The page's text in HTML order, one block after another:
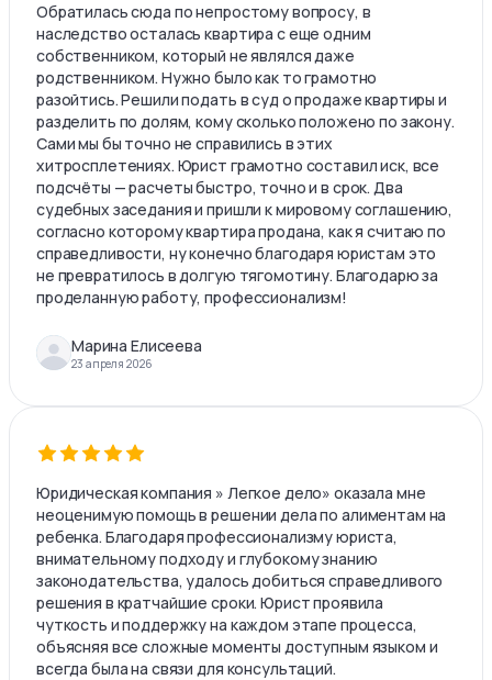
Обратилась сюда по непростому вопросу, в
наследство осталась квартира с еще одним
собственником, который не являлся даже
родственником. Нужно было как то грамотно
разойтись. Решили подать в суд о продаже квартиры и
разделить по долям, кому сколько положено по закону.
Сами мы бы точно не справились в этих
хитросплетениях. Юрист грамотно составил иск, все
подсчёты — расчеты быстро, точно и в срок. Два
судебных заседания и пришли к мировому соглашению,
согласно которому квартира продана, как я считаю по
справедливости, ну конечно благодаря юристам это
не превратилось в долгую тягомотину. Благодарю за
проделанную работу, профессионализм!
Марина Елисеева
23 апреля 2026
Юридическая компания » Легкое дело» оказала мне
неоценимую помощь в решении дела по алиментам на
ребенка. Благодаря профессионализму юриста,
внимательному подходу и глубокому знанию
законодательства, удалось добиться справедливого
решения в кратчайшие сроки. Юрист проявила
чуткость и поддержку на каждом этапе процесса,
объясняя все сложные моменты доступным языком и
всегда была на связи для консультаций.